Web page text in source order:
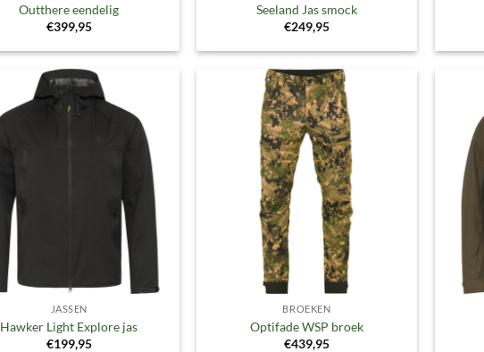
Outthere eendelig
€399,95
Seeland Jas smock
€249,95
Toevoegen
aan
verlanglijst
JASSEN
Hawker Light Explore jas
€199,95
BROEKEN
Optifade WSP broek
€439,95